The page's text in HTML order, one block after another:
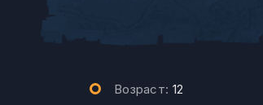
Возраст: 12